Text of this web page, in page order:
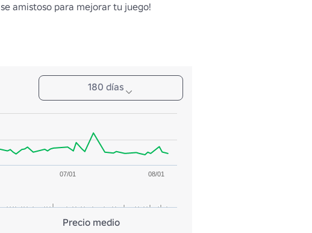
amistoso para mejorar tu juego!
180 días
07/01 08/01
Precio medio